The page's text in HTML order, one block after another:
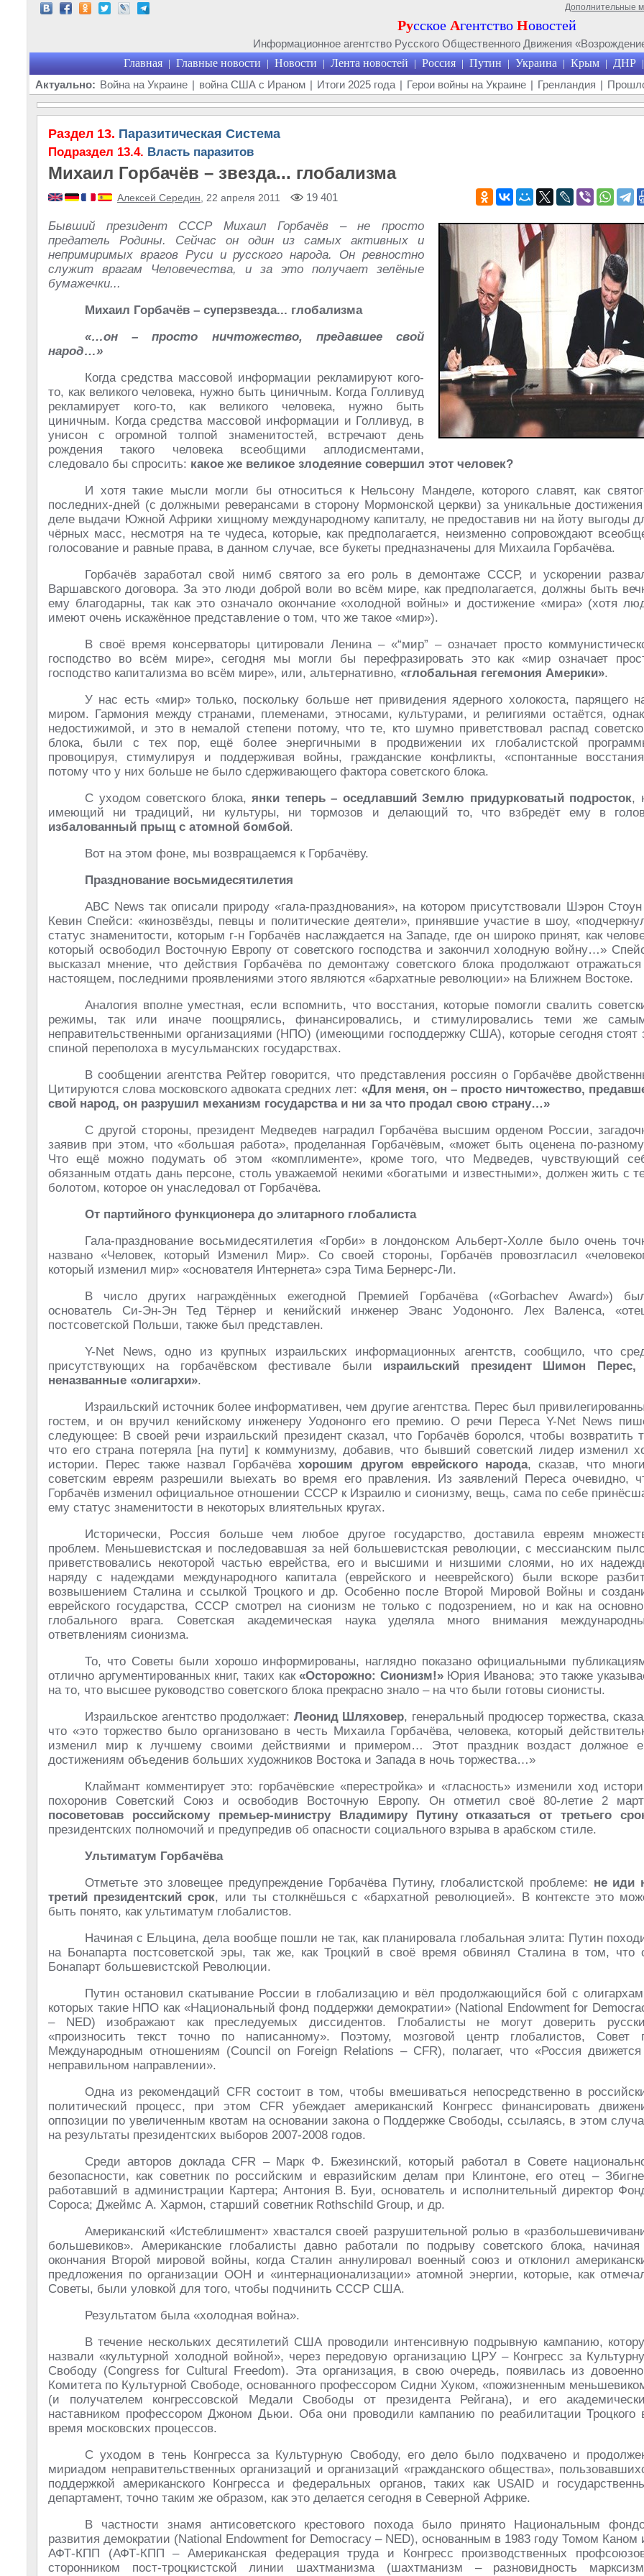
Дополнительные
Русское Агентство Новостей
Информационное агентство Русского Общественного Движения
Главная | Главные новости | Новости | Лента новостей | Россия | Путин | Украина | Крым | ДНР |
Актуально: Война на Украине | война США с Ираном | Итоги 2025 года | Герои войны на Украине | Гренландия |
Раздел 13. Паразитическая Система
Подраздел 13.4. Власть паразитов
Михаил Горбачёв – звезда... глобализма
Алексей Середин , 22 апреля 2011 19 401
Бывший президент СССР Михаил Горбачёв – не просто
предатель Родины. Сейчас он один из самых активных и
непримиримых врагов Руси и русского народа. Он ревностно
служит врагам Человечества, и за это получает зелёные
бумажечки...
Михаил Горбачёв – суперзвезда... глобализма
«…он – просто ничтожество, предавшее свой
народ…»
Когда средства массовой информации рекламируют кого-
то, как великого человека, нужно быть циничным. Когда Голливуд
рекламирует кого-то, как великого человека, нужно быть
циничным. Когда средства массовой информации и Голливуд, в
унисон с огромной толпой знаменитостей, встречают день
рождения такого человека всеобщими аплодисментами,
следовало бы спросить: какое же великое злодеяние совершил этот человек?
И хотя такие мысли могли бы относиться к Нельсону Манделе, которого славят, как
последних-дней (с должными реверансами в сторону Мормонской церкви) за уникальные
деле выдачи Южной Африки хищному международному капиталу, не предоставив ни на йоту выгоды
чёрных масс, несмотря на те чудеса, которые, как предполагается, неизменно сопровождают
голосование и равные права, в данном случае, все букеты предназначены для Михаила Горбачёва.
Горбачёв заработал свой нимб святого за его роль в демонтаже СССР, и ускорении
Варшавского договора. За это люди доброй воли во всём мире, как предполагается, должны быть
ему благодарны, так как это означало окончание «холодной войны» и достижение «мира» (хотя
имеют очень искажённое представление о том, что же такое «мир»).
В своё время консерваторы цитировали Ленина – «“мир” – означает просто
господство во всём мире», сегодня мы могли бы перефразировать это как «мир означает
господство капитализма во всём мире», или, альтернативно, «глобальная гегемония Америки».
У нас есть «мир» только, поскольку больше нет привидения ядерного холокоста, парящего
миром. Гармония между странами, племенами, этносами, культурами, и религиями остаётся,
недостижимой, и это в немалой степени потому, что те, кто шумно приветствовал распад
блока, были с тех пор, ещё более энергичными в продвижении их глобалистской
провоцируя, стимулируя и поддерживая войны, гражданские конфликты, «спонтанные
потому что у них больше не было сдерживающего фактора советского блока.
С уходом советского блока,янки теперь – оседлавший Землю придурковатый подросток,
имеющий ни традиций, ни культуры, ни тормозов и делающий то, что взбредёт ему в
избалованный прыщ с атомной бомбой.
Вот на этом фоне, мы возвращаемся к Горбачёву.
Празднование восьмидесятилетия
ABC News так описали природу «гала-празднования», на котором присутствовали Шэрон
Кевин Спейси: «кинозвёзды, певцы и политические деятели», принявшие участие в шоу,
статус знаменитости, которым г-н Горбачёв наслаждается на Западе, где он широко принят, как
который освободил Восточную Европу от советского господства и закончил холодную войну…»
высказал мнение, что действия Горбачёва по демонтажу советского блока продолжают
настоящем, последними проявлениями этого являются «бархатные революции» на Ближнем Востоке.
Аналогия вполне уместная, если вспомнить, что восстания, которые помогли свалить
режимы, так или иначе поощрялись, финансировались, и стимулировались теми же
неправительственными организациями (НПО) (имеющими господдержку США), которые сегодня стоят
спиной переполоха в мусульманских государствах.
В сообщении агентства Рейтер говорится, что представления россиян о Горбачёве
Цитируются слова московского адвоката средних лет: «Для меня, он – просто ничтожество,
свой народ, он разрушил механизм государства и ни за что продал свою страну…»
С другой стороны, президент Медведев наградил Горбачёва высшим орденом России,
заявив при этом, что «большая работа», проделанная Горбачёвым, «может быть оценена по-
Что ещё можно подумать об этом «комплименте», кроме того, что Медведев, чувствующий
обязанным отдать дань персоне, столь уважаемой некими «богатыми и известными», должен жить с
болотом, которое он унаследовал от Горбачёва.
От партийного функционера до элитарного глобалиста
Гала-празднование восьмидесятилетия «Горби» в лондонском Альберт-Холле было очень
названо «Человек, который Изменил Мир». Со своей стороны, Горбачёв провозгласил
который изменил мир» «основателя Интернета» сэра Тима Бернерс-Ли.
В число других награждённых ежегодной Премией Горбачёва («Gorbachev Award»)
основатель Си-Эн-Эн Тед Тёрнер и кенийский инженер Эванс Уодононго. Лех Валенса,
постсоветской Польши, также был представлен.
Y-Net News, одно из крупных израильских информационных агентств, сообщило, что
присутствующих на горбачёвском фестивале были израильский президент Шимон
неназванные «олигархи».
Израильский источник более информативен, чем другие агентства. Перес был
гостем, и он вручил кенийскому инженеру Уодононго его премию. О речи Переса Y-Net News
следующее: В своей речи израильский президент сказал, что Горбачёв боролся, чтобы возвратить
что его страна потеряла [на пути] к коммунизму, добавив, что бывший советский лидер изменил
истории. Перес также назвал Горбачёвахорошим другом еврейского народа, сказав, что
советским евреям разрешили выехать во время его правления. Из заявлений Переса очевидно,
Горбачёв изменил официальное отношении СССР к Израилю и сионизму, вещь, сама по себе
ему статус знаменитости в некоторых влиятельных кругах.
Исторически, Россия больше чем любое другое государство, доставила евреям
проблем. Меньшевистская и последовавшая за ней большевистская революции, с мессианским
приветствовались некоторой частью еврейства, его и высшими и низшими слоями, но их
наряду с надеждами международного капитала (еврейского и нееврейского) были вскоре
возвышением Сталина и ссылкой Троцкого и др. Особенно после Второй Мировой Войны и
еврейского государства, СССР смотрел на сионизм не только с подозрением, но и как на
глобального врага. Советская академическая наука уделяла много внимания
ответвлениям сионизма.
То, что Советы были хорошо информированы, наглядно показано официальными
отлично аргументированных книг, таких как«Осторожно: Сионизм!»Юрия Иванова; это также
на то, что высшее руководство советского блока прекрасно знало – на что были готовы сионисты.
Израильское агентство продолжает: Леонид Шляховер, генеральный продюсер торжества,
что «это торжество было организовано в честь Михаила Горбачёва, человека, который
изменил мир к лучшему своими действиями и примером… Этот праздник воздаст должное
достижениям объеденив больших художников Востока и Запада в ночь торжества…»
Клаймант комментирует это: горбачёвские «перестройка» и «гласность» изменили ход
похоронив Советский Союз и освободив Восточную Европу. Он отметил своё 80-летие 2
посоветовав российскому премьер-министру Владимиру Путину отказаться от третьего
президентских полномочий и предупредив об опасности социального взрыва в арабском стиле.
Ультиматум Горбачёва
Отметьте это зловещее предупреждение Горбачёва Путину, глобалистской проблеме: не иди
третий президентский срок, или ты столкнёшься с «бархатной революцией». В контексте это
быть понято, как ультиматум глобалистов.
Начиная с Ельцина, дела вообще пошли не так, как планировала глобальная элита: Путин
на Бонапарта постсоветской эры, так же, как Троцкий в своё время обвинял Сталина в том, что
Бонапарт большевистской Революции.
Путин остановил скатывание России в глобализацию и вёл продолжающийся бой с
которых такие НПО как «Национальный фонд поддержки демократии» (National Endowment for
– NED) изображают как преследуемых диссидентов. Глобалисты не могут доверить
«произносить текст точно по написанному». Поэтому, мозговой центр глобалистов, Совет
Международным отношениям (Council on Foreign Relations – CFR), полагает, что «Россия
неправильном направлении».
Одна из рекомендаций CFR состоит в том, чтобы вмешиваться непосредственно в
политический процесс, при этом CFR убеждает американский Конгресс финансировать
оппозиции по увеличенным квотам на основании закона о Поддержке Свободы, ссылаясь, в этом
на результаты президентских выборов 2007-2008 годов.
Среди авторов доклада CFR – Марк Ф. Бжезинский, который работал в Совете
безопасности, как советник по российским и евразийским делам при Клинтоне, его отец –
работавший в администрации Картера; Антония В. Буи, основатель и исполнительный директор
Сороса; Джеймс А. Хармон, старший советник Rothschild Group, и др.
Американский «Истеблишмент» хвастался своей разрушительной ролью в
большевиков». Американские глобалисты давно работали по подрыву советского блока,
окончания Второй мировой войны, когда Сталин аннулировал военный союз и отклонил
предложения по организации ООН и «интернационализации» атомной энергии, которые, как
Советы, были уловкой для того, чтобы подчинить СССР США.
Результатом была «холодная война».
В течение нескольких десятилетий США проводили интенсивную подрывную кампанию,
назвали «культурной холодной войной», через передовую организацию ЦРУ – Конгресс за
Свободу (Congress for Cultural Freedom). Эта организация, в свою очередь, появилась из
Комитета по Культурной Свободе, основанного профессором Сидни Хуком, «пожизненным
(и получателем конгрессовской Медали Свободы от президента Рейгана), и его
наставником профессором Джоном Дьюи. Оба они проводили кампанию по реабилитации Троцкого
время московских процессов.
С уходом в тень Конгресса за Культурную Свободу, его дело было подхвачено и
мириадом неправительственных организаций и организаций «гражданского общества»,
поддержкой американского Конгресса и федеральных органов, таких как USAID и
департамент, точно таким же образом, как это делается сегодня в Северной Африке.
В частности знамя антисоветского крестового похода было принято Национальным
развития демократии (National Endowment for Democracy – NED), основанным в 1983 году Томом Каном
АФТ-КПП (АФТ-КПП – Американская федерация труда и Конгресс производственных
сторонником пост-троцкистской линии шахтманизма (шахтманизм – разновидность